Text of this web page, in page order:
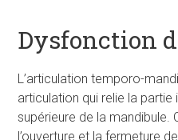
Dysfonction
L’articulation temporo-
articulation qui relie la
supérieure de la
l’ouverture et la fermeture